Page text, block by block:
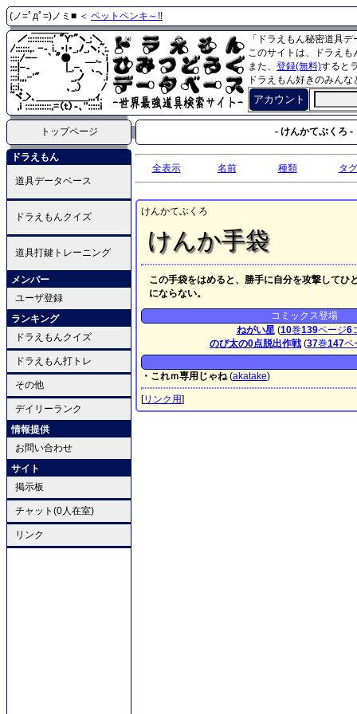
(ノ=ﾟдﾟ=)ノミ■ ＜ ペットペンキ～!!
「ドラえもん秘密道具
このサイトは、ドラえ
また、 登録(無料)すると
ドラえもん好きのみん
アカウント
トップページ - けんかてぶくろ -
ドラえもん
道具データベース
ドラえもんクイズ
道具打鍵トレーニング
メンバー
ユーザ登録
ランキング
ドラえもんクイズ
ドラえもん打トレ
その他
デイリーランク
情報提供
お問い合わせ
サイト
掲示板
チャット(0人在室)
リンク
全表示 名前 種類 タグ
けんかてぶくろ
けんか手袋
この手袋をはめると、勝手に自分を攻撃してひ
にならない。
コミックス登場
ねがい星(10巻139ページ6
のび太の0点脱出作戦 (37巻147ペ
・これｍ専用じゃね(akatake)
[リンク用]